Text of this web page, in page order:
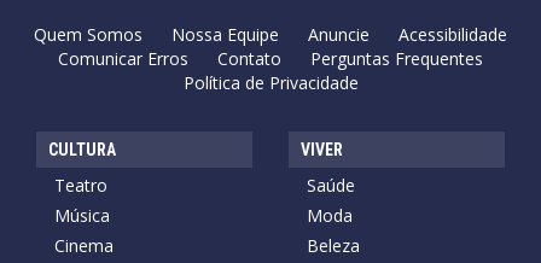
Quem Somos Nossa Equipe Anuncie
Acessibilidade
Comunicar Erros
Contato
Perguntas Frequentes
Política de Privacidade
CULTURA
Teatro
Música
Cinema
VIVER
Saúde
Moda
Beleza